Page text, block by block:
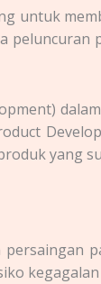
untuk
dalam
yang